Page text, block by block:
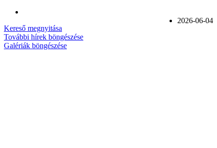
2026-06-04
Kereső megnyitása
További hírek böngészése
Galériák böngészése